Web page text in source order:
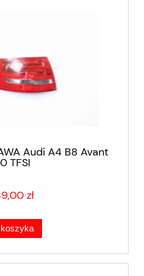
Audi A4 B8 Avant
TFSI
zł